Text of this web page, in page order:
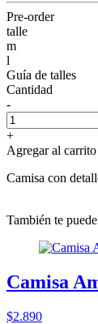
Pre-order
talle
m
l
Guía de talles
Cantidad
-
+
Agregar al carrito
Camisa con
También te
Camisa
$2.890